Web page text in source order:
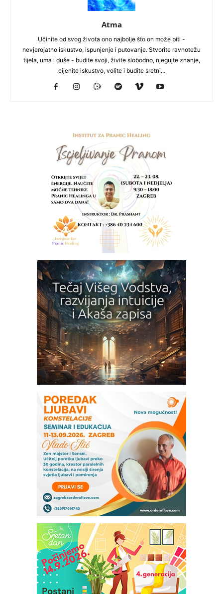
Atma
Učinite od svog života ono najbolje što on može biti -
nevjerojatno iskustvo, ispunjenje i putovanje. Stvorite ravnotežu
tijela, uma i duše - budite svoji, živite slobodno, njegujte znanje,
cijenite iskustvo, volite i budite sretni...